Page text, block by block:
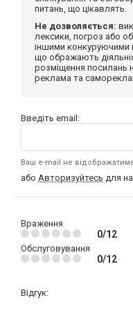
питань, що цікавлять.
Не дозволяється:
лексики, погроз або
іншими конкуруючими
що ображають
розміщення посилань
реклама та
Введіть email:
Ваш e-mail не
або Авторизуйтесь для
Враження
0/12
Обслуговування
0/12
Відгук: